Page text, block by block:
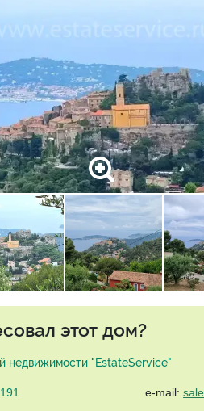
этот дом?
недвижимости "EstateService"
e-mail: